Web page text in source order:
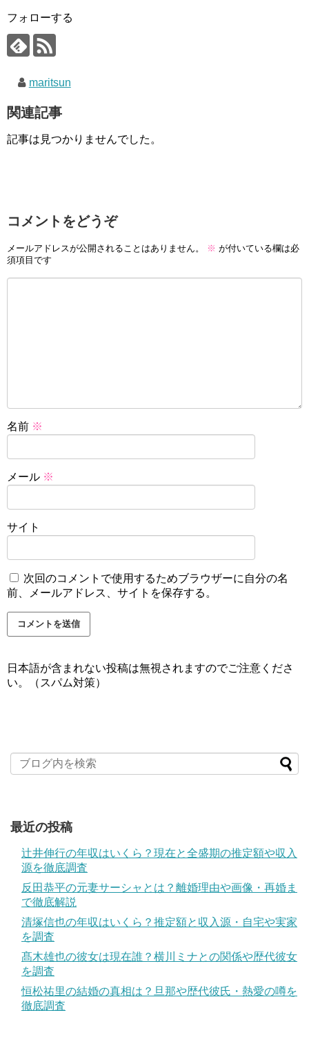
フォローする
maritsun
関連記事
記事は見つかりませんでした。
コメントをどうぞ
メールアドレスが公開されることはありません。 ※ が付いている欄は必
須項目です
名前 ※
メール ※
サイト
次回のコメントで使用するためブラウザーに自分の名
前、メールアドレス、サイトを保存する。
日本語が含まれない投稿は無視されますのでご注意くださ
い。（スパム対策）
最近の投稿
辻井伸行の年収はいくら？現在と全盛期の推定額や収入
源を徹底調査
反田恭平の元妻サーシャとは？離婚理由や画像・再婚ま
で徹底解説
清塚信也の年収はいくら？推定額と収入源・自宅や実家
を調査
髙木雄也の彼女は現在誰？横川ミナとの関係や歴代彼女
を調査
恒松祐里の結婚の真相は？旦那や歴代彼氏・熱愛の噂を
徹底調査